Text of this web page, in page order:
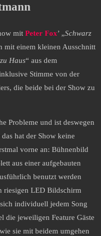
mit Peter Fox’ „Schwarz
mit einem kleinen Ausschnitt
Haus“ aus dem
Stimme von der
die beide bei der Show zu
Probleme und ist deswegen
hat der Show keine
vorne an: Bühnenbild
aus einer aufgebauten
benutzt werden
riesigen LED Bildschirm
individuell jedem Song
die jeweiligen Feature Gäste
sie mit beidem umgehen